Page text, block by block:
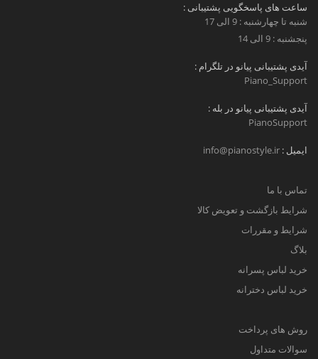
ساعت های پاسخگویی پشتیبانی :
شنبه تا چهارشنبه : 9 الی 17
پنجشنبه : 9 الی 14
آیدی پشتیبانی پیانو در تلگرام :
Piano_Support
آیدی پشتیبانی پیانو در بله :
PianoSupport
ایمیل : info@pianostyle.ir
تماس با ما
شرایط بازگشت و تعویض کالا
شرایط و مقررات
بلاگ
خرید لباس پسرانه
خرید لباس دخترانه
روش های پرداخت
سوالات متداول